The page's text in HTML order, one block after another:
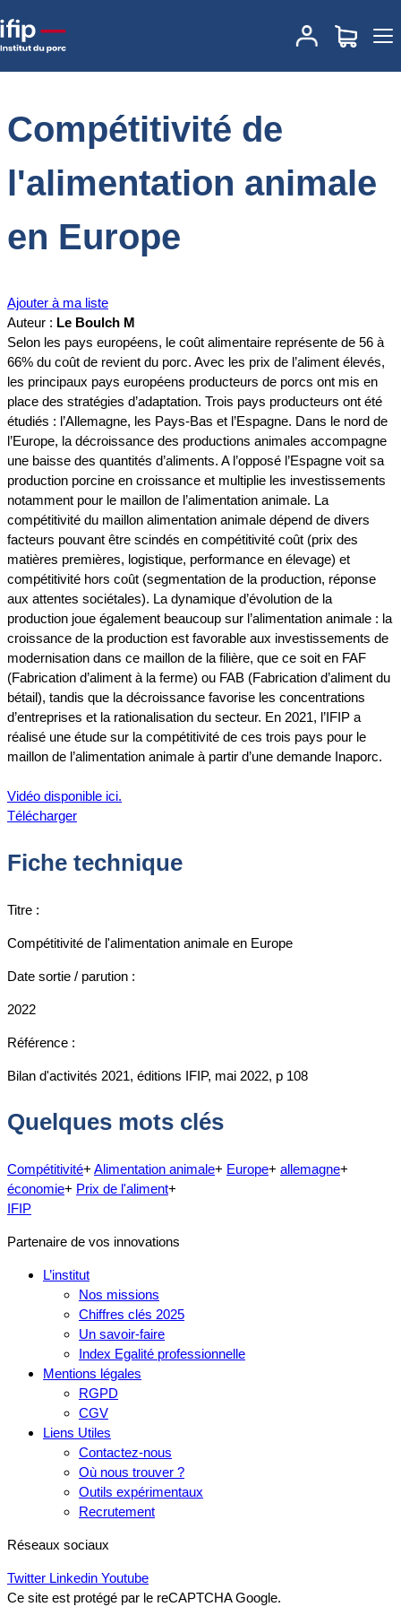
Accueil
Compétitivité de l'alimentation animale en
Europe
Compétitivité de
l'alimentation animale
en Europe
Ajouter à ma liste
Auteur : Le Boulch M
Selon les pays européens, le coût alimentaire représente de 56 à
66% du coût de revient du porc. Avec les prix de l’aliment élevés,
les principaux pays européens producteurs de porcs ont mis en
place des stratégies d’adaptation. Trois pays producteurs ont été
étudiés : l’Allemagne, les Pays-Bas et l’Espagne. Dans le nord de
l’Europe, la décroissance des productions animales accompagne
une baisse des quantités d’aliments. A l’opposé l’Espagne voit sa
production porcine en croissance et multiplie les investissements
notamment pour le maillon de l’alimentation animale. La
compétitivité du maillon alimentation animale dépend de divers
facteurs pouvant être scindés en compétitivité coût (prix des
matières premières, logistique, performance en élevage) et
compétitivité hors coût (segmentation de la production, réponse
aux attentes sociétales). La dynamique d’évolution de la
production joue également beaucoup sur l’alimentation animale : la
croissance de la production est favorable aux investissements de
modernisation dans ce maillon de la filière, que ce soit en FAF
(Fabrication d’aliment à la ferme) ou FAB (Fabrication d’aliment du
bétail), tandis que la décroissance favorise les concentrations
d’entreprises et la rationalisation du secteur. En 2021, l’IFIP a
réalisé une étude sur la compétitivité de ces trois pays pour le
maillon de l’alimentation animale à partir d’une demande Inaporc.
Vidéo disponible ici.
Télécharger
Fiche technique
Titre :
Compétitivité de l'alimentation animale en Europe
Date sortie / parution :
2022
Référence :
Bilan d'activités 2021, éditions IFIP, mai 2022, p 108
Quelques mots clés
Compétitivité+ Alimentation animale+ Europe+ allemagne+
économie+ Prix de l'aliment+
IFIP
Partenaire de vos innovations
L’institut
Nos missions
Chiffres clés 2025
Un savoir-faire
Index Egalité professionnelle
Mentions légales
RGPD
CGV
Liens Utiles
Contactez-nous
Où nous trouver ?
Outils expérimentaux
Recrutement
Réseaux sociaux
Twitter Linkedin Youtube
Ce site est protégé par le reCAPTCHA Google.